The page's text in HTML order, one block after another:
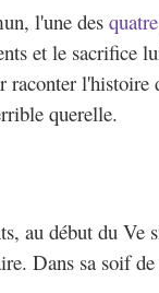
l'une des
et le sacrifice
raconter l'histoire
querelle.
au début du Ve
Dans sa soif